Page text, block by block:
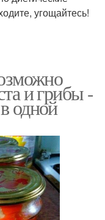
угощайтесь!
и грибы -
одной